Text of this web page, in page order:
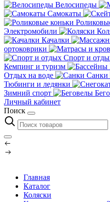
Велосипеды
Самокаты
Электромобили
Качалки
ортоковрики
Спорт и
Кемпинг и туризм
Отдых на воде
Санки
Тюбинги и ледянки
Зимний спорт
Личный кабинет
Поиск
Главная
Каталог
Коляски